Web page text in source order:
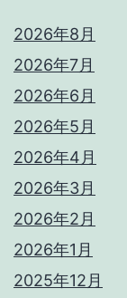
2026年8月
2026年7月
2026年6月
2026年5月
2026年4月
2026年3月
2026年2月
2026年1月
2025年12月